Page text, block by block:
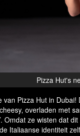
Pizza Hut's
van Pizza Hut in
overladen met
Omdat ze wisten dat
Italiaanse identiteit